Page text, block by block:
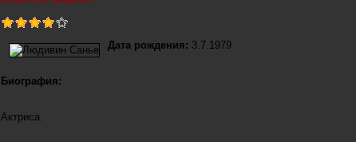
Дата рождения: 3.7.1979
Биография:
Актриса.